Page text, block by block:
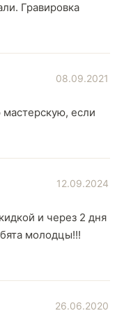
Гравировка
08.09.2021
если
12.09.2024
и через 2 дня
молодцы!!!
26.06.2020